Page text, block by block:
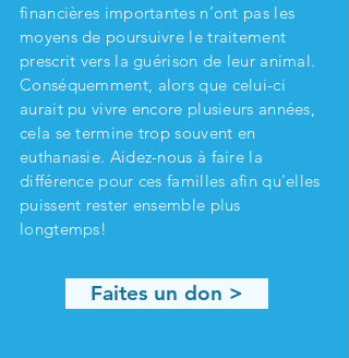
financières importantes n’ont pas les
moyens de poursuivre le traitement
prescrit vers la guérison de leur animal.
Conséquemment, alors que celui-ci
aurait pu vivre encore plusieurs années,
cela se termine trop souvent en
euthanasie. Aidez-nous à faire la
différence pour ces familles afin qu'elles
puissent rester ensemble plus
longtemps!
Faites un don >